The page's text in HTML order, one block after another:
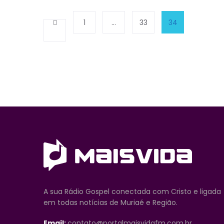
1 … 33 34
A sua Rádio Gospel conectada com Cristo e ligada
em todas notícias de Muriaé e Região.